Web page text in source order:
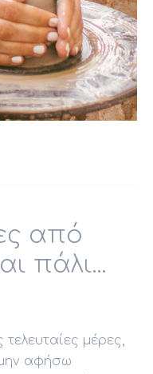
από
πάλι...
μέρες,
αφήσω